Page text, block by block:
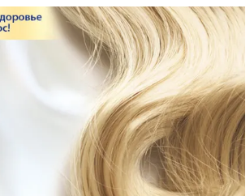
свойствами, как для кожи, так и для